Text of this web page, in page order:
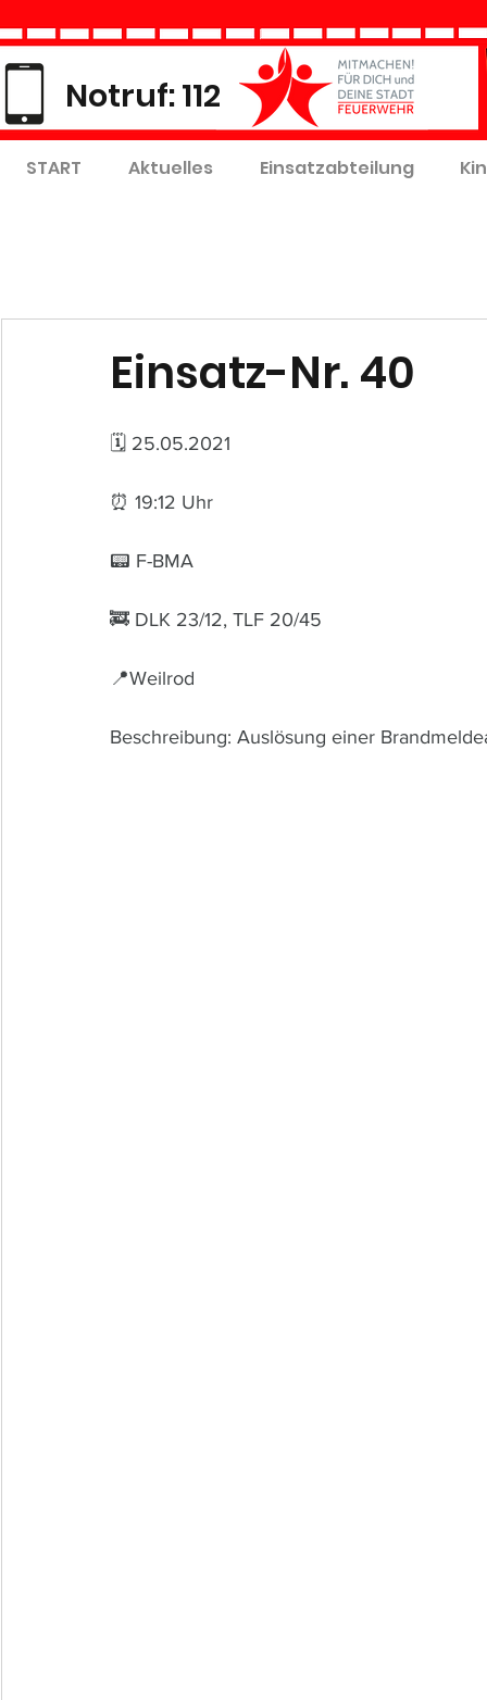
Notruf: 112
START Aktuelles Einsatzabteilung
Einsatz-Nr. 40
🗓 25.05.2021
⏰ 19:12 Uhr
📟 F-BMA
🚒 DLK 23/12, TLF 20/45
📍Weilrod
Beschreibung: Auslösung einer